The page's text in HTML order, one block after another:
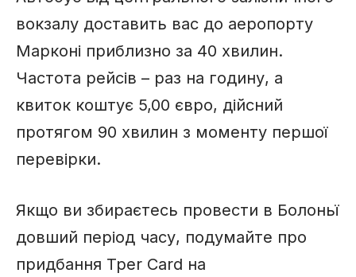
вокзалу доставить вас до аеропорту
Марконі приблизно за 40 хвилин.
Частота рейсів – раз на годину, а
квиток коштує 5,00 євро, дійсний
протягом 90 хвилин з моменту першої
перевірки.
Якщо ви збираєтесь провести в Болоньї
довший період часу, подумайте про
придбання Tper Card на